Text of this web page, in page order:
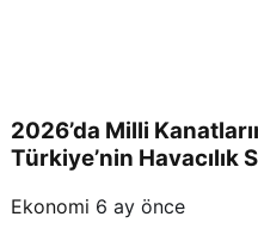
2026’da Milli
Türkiye’nin
Ekonomi 6 ay önce